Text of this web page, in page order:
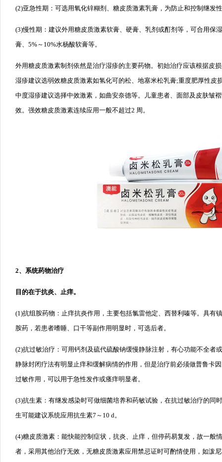
(2)亚急性期：可选用氧化锌糊剂、糖皮质激素乳膏，为防止和控制继发
(3)慢性期：建议外用糖皮质激素软膏、硬膏、乳剂或酊剂等，可合用保
膏、5%～10%水杨酸软膏等。
外用糖皮质激素制剂依然是治疗湿疹的主要药物。初始治疗应该根据皮
湿疹建议选弱效糖皮质激素如氢化可的松、地塞米松乳膏;重度肥厚性皮
中度湿疹建议选择中效激素，如曲安奈德等。儿童患者、面部及皮肤皱
效。强效糖皮质激素连续应用一般不超过2 周。
2、系统药物治疗
目的在于抗炎、止痒。
(1)抗组胺药物：止痒抗炎作用，主要包括氯雷他定、西替利嗪等。具有
胺药，若患者嗜睡、口干等副作用明显时，可选后者。
(2)抗过敏治疗：可用钙剂及硫代硫酸钠缓慢静脉注射，有心功能不全者
静脉封闭疗法有明显止痒和缓解病情的作用，但是治疗前必须做普鲁卡
过敏作用，可以用于急性发作或瘙痒明显者。
(3)抗生素：有继发感染时可做细菌培养和药敏试验，在抗过敏治疗的同
生可能建议系统应用抗生素7～10 d。
(4)糖皮质激素：能快能控制症状，抗炎、止痒，但停药易复发，故一般
者，采用其他治疗无效，无糖皮质激素应用禁忌证时可酌情使用，如泼